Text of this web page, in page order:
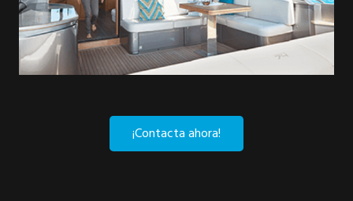
¡Contacta ahora!